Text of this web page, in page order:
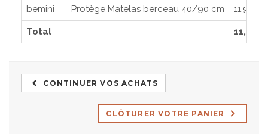
bemini Protège Matelas berceau 40/90 cm 11,90€
Total 11,90€
CONTINUER VOS ACHATS
CLÔTURER VOTRE PANIER